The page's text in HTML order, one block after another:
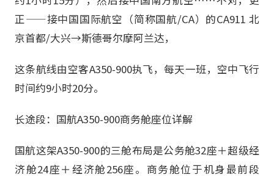
正——接中国国际航空（简称国航/CA）的CA911 北
京首都/大兴→斯德哥尔摩阿兰达，
这条航线由空客A350-900执飞，每天一班，空中飞行
时间约9小时20分。
长途段：国航A350-900商务舱座位详解
国航这架A350-900的三舱布局是公务舱32座＋超级经
济舱24座＋经济舱256座。商务舱位于机身最前段